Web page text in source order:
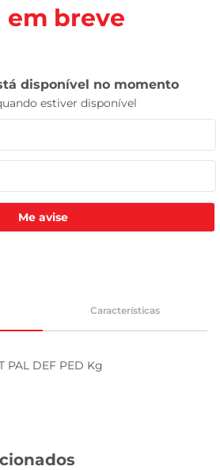
breve
Me avise
Características
PAL DEF PED Kg